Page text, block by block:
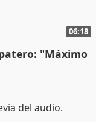
06:18
"Máximo